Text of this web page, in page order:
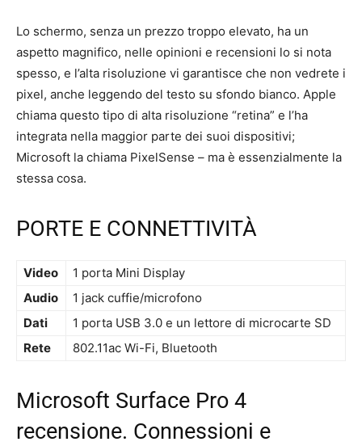
Lo schermo, senza un prezzo troppo elevato, ha un
aspetto magnifico, nelle opinioni e recensioni lo si nota
spesso, e l’alta risoluzione vi garantisce che non vedrete i
pixel, anche leggendo del testo su sfondo bianco. Apple
chiama questo tipo di alta risoluzione “retina” e l’ha
integrata nella maggior parte dei suoi dispositivi;
Microsoft la chiama PixelSense – ma è essenzialmente la
stessa cosa.
PORTE E CONNETTIVITÀ
Video
1 porta Mini Display
Audio
1 jack cuffie/microfono
Dati
1 porta USB 3.0 e un lettore di microcarte SD
Rete
802.11ac Wi-Fi, Bluetooth
Microsoft Surface Pro 4
recensione. Connessioni e